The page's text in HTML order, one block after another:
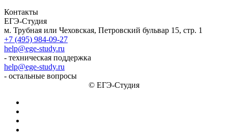
Контакты
ЕГЭ-Студия
м. Трубная или Чеховская, Петровский бульвар 15, стр. 1
+7 (495) 984-09-27
help@ege-study.ru
- техническая поддержка
help@ege-study.ru
- остальные вопросы
© ЕГЭ-Студия